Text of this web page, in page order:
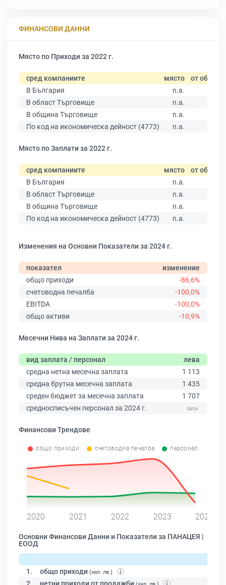
ФИНАНСОВИ ДАННИ
Място по Приходи за 2022 г.
сред компаниите място от общо
В България
n.a.
В област Търговище
n.a.
В община Търговище
n.a.
По код на икономическа дейност (4773)
n.a.
Място по Заплати за 2022 г.
сред компаниите място от общо
В България
n.a.
В област Търговище
n.a.
В община Търговище
n.a.
По код на икономическа дейност (4773)
n.a.
Изменения на Основни Показатели за 2024 г.
показател
изменение
общо приходи
-86,6%
счетоводна печалба
-100,0%
EBITDA
-100,0%
общо активи
-10,9%
Месечни Нива на Заплати за 2024 г.
вид заплата / персонал
лева
средна нетна месечна заплата
1 113
средна брутна месечна заплата
1 435
среден бюджет за месечна заплата
1 707
средносписъчен персонал за 2024 г.
Финансови Трендове
общо приходи счетоводна печалба персонал
2020 2021 2022 2023 2024
Основни Финансови Данни и Показатели за ПАНАЦЕЯ |
ЕООД
1. общо приходи (хил. лв.)